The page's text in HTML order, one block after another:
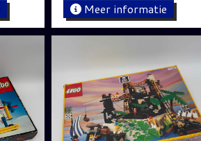
Meer informatie